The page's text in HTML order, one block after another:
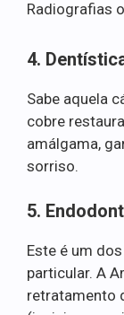
Radiografias
4.
Sabe aquela
cobre
amálgama,
sorriso.
5.
Este é um
particular. A
retratamento